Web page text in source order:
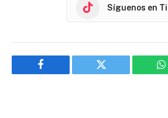
Síguenos en
Facebook Twitter